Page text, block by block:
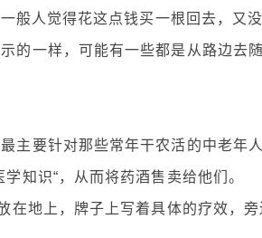
人觉得花这点钱买一根回去，又没
的一样，可能有一些都是从路边去
要针对那些常年干农活的中老年
知识“，从而将药酒售卖给他们。
地上，牌子上写着具体的疗效，旁